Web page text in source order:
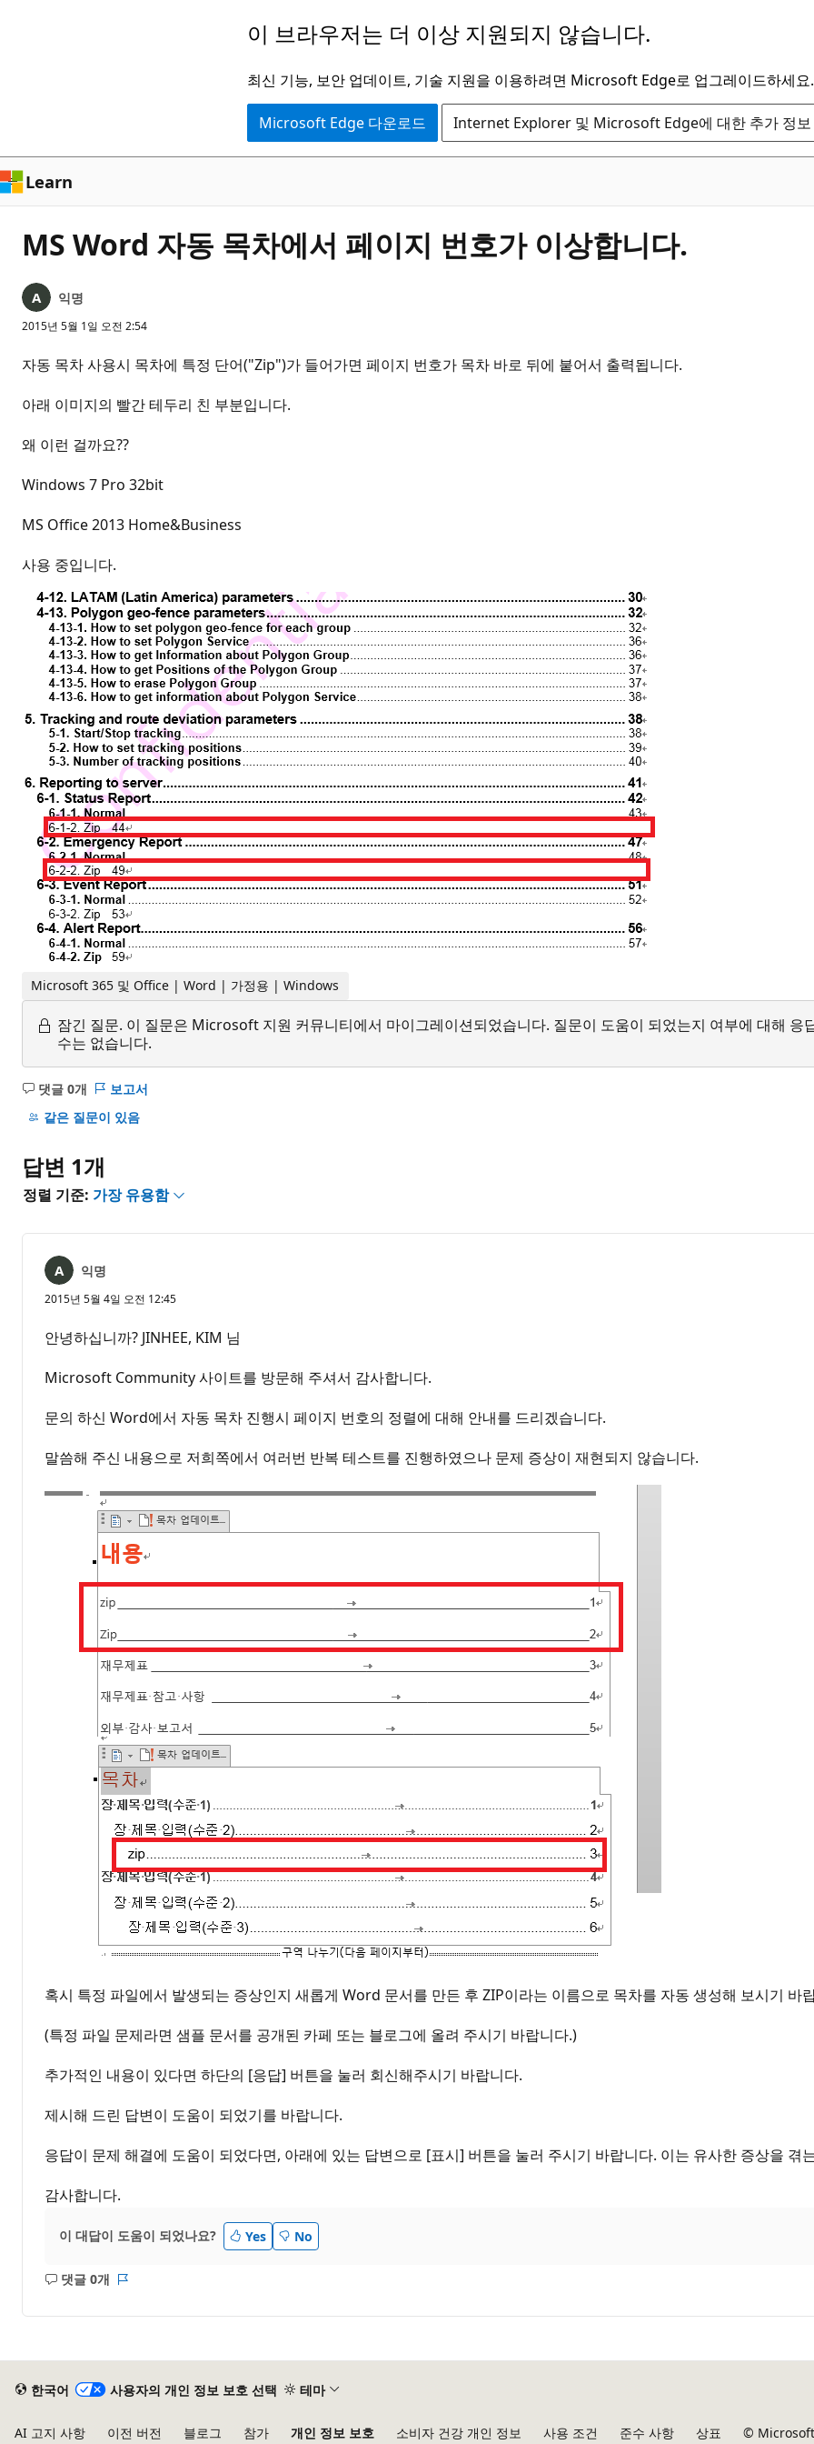
로
건
너
뛰
기
이 브라우저는 더 이상 지원되지 않습니다.
최신 기능, 보안 업데이트, 기술 지원을 이용하려면 Microsoft Edge로 업그레이드하세요.
Microsoft Edge 다운로드 Internet Explorer 및 Microsoft Edge에 대한 추가 정보
Learn
MS Word 자동 목차에서 페이지 번호가 이상합니다.
익명
2015년 5월 1일 오전 2:54
자동 목차 사용시 목차에 특정 단어("Zip")가 들어가면 페이지 번호가 목차 바로 뒤에 붙어서 출력됩니다.
아래 이미지의 빨간 테두리 친 부분입니다.
왜 이런 걸까요??
Windows 7 Pro 32bit
MS Office 2013 Home&Business
사용 중입니다.
Microsoft 365 및 Office | Word | 가정용 | Windows
잠긴 질문. 이 질문은 Microsoft 지원 커뮤니티에서 마이그레이션되었습니다. 질문이 도움이 되었는지 여부에 대해 응
수는 없습니다.
댓글 0개
설
명
음
보고서
같은 질문이 있음
답변 1개
정렬 기준: 가장 유용함
익명
2015년 5월 4일 오전 12:45
안녕하십니까? JINHEE, KIM 님
Microsoft Community 사이트를 방문해 주셔서 감사합니다.
문의 하신 Word에서 자동 목차 진행시 페이지 번호의 정렬에 대해 안내를 드리겠습니다.
말씀해 주신 내용으로 저희쪽에서 여러번 반복 테스트를 진행하였으나 문제 증상이 재현되지 않습니다.
혹시 특정 파일에서 발생되는 증상인지 새롭게 Word 문서를 만든 후 ZIP이라는 이름으로 목차를 자동 생성해 보시기 바
(특정 파일 문제라면 샘플 문서를 공개된 카페 또는 블로그에 올려 주시기 바랍니다.)
추가적인 내용이 있다면 하단의 [응답] 버튼을 눌러 회신해주시기 바랍니다.
제시해 드린 답변이 도움이 되었기를 바랍니다.
응답이 문제 해결에 도움이 되었다면, 아래에 있는 답변으로 [표시] 버튼을 눌러 주시기 바랍니다. 이는 유사한 증상을 겪
감사합니다.
이 대답이 도움이 되었나요? Yes No
댓글 0개
설
한국어 사용자의 개인 정보 보호 선택 테마
AI 고지 사항 이전 버전 블로그 참가 개인 정보 보호 소비자 건강 개인 정보 사용 조건 준수 사항 상표 ©